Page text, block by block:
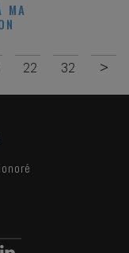
MA
22 32 >